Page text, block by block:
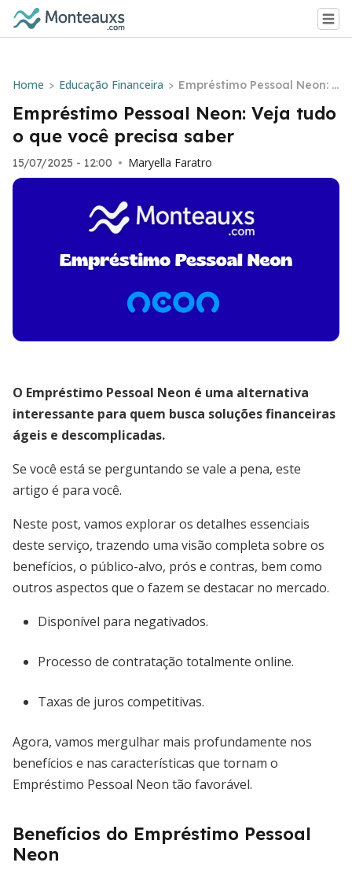
Home > Educação Financeira > Empréstimo Pessoal Neon: V
eja tudo o que você precisa
saber
Empréstimo Pessoal Neon: Veja tudo
o que você precisa saber
15/07/2025 - 12:00 • Maryella Faratro
O Empréstimo Pessoal Neon é uma alternativa
interessante para quem busca soluções financeiras
ágeis e descomplicadas.
Se você está se perguntando se vale a pena, este
artigo é para você.
Neste post, vamos explorar os detalhes essenciais
deste serviço, trazendo uma visão completa sobre os
benefícios, o público-alvo, prós e contras, bem como
outros aspectos que o fazem se destacar no mercado.
Disponível para negativados.
Processo de contratação totalmente online.
Taxas de juros competitivas.
Agora, vamos mergulhar mais profundamente nos
benefícios e nas características que tornam o
Empréstimo Pessoal Neon tão favorável.
Benefícios do Empréstimo Pessoal
Neon